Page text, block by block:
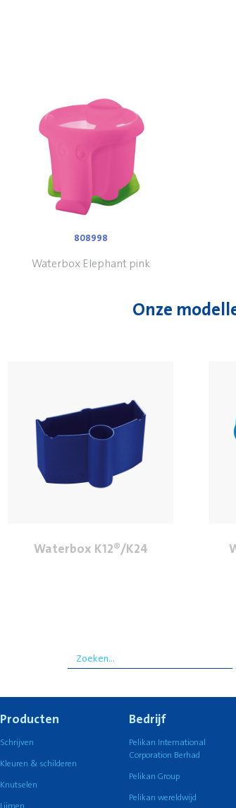
808998
Waterbox Elephant pink
Onze
Waterbox K12®/K24
Producten
Schrijven
Kleuren & schilderen
Knutselen
Bedrijf
Pelikan International
Corporation Berhad
Pelikan Group
Pelikan wereldwijd